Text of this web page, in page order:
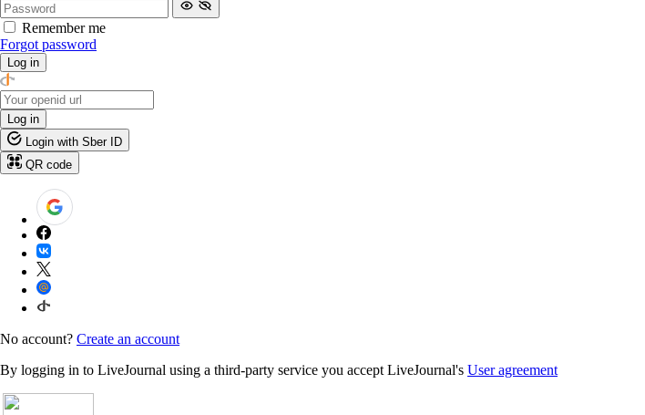
Remember me
Forgot password
Log in
Log in
Login with Sber ID
QR code
No account? Create an account
By logging in to LiveJournal using a third-party service you accept LiveJournal's User agreement